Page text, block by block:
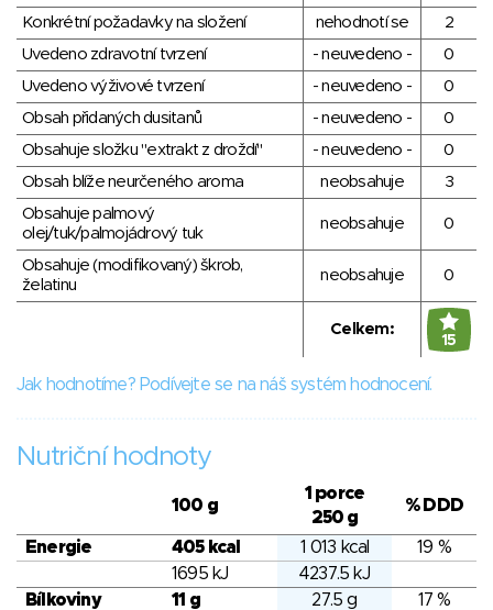
Konkrétní požadavky na složení nehodnotí se
2
Uvedeno zdravotní tvrzení
- neuvedeno -
0
Uvedeno výživové tvrzení
- neuvedeno -
0
Obsah přidaných dusitanů
- neuvedeno -
0
Obsahuje složku "extrakt z droždí"
- neuvedeno -
0
Obsah blíže neurčeného aroma
neobsahuje
3
Obsahuje palmový
olej/tuk/palmojádrový tuk
neobsahuje 0
Obsahuje (modifikovaný) škrob,
želatinu
neobsahuje 0
Celkem:
15
Jak hodnotíme? Podívejte se na náš systém hodnocení.
Nutriční hodnoty
100 g
1 porce
250 g
% DDD
Energie 405 kcal 1 013 kcal
19 %
1695 kJ
4237.5 kJ
Bílkoviny
11 g 27.5 g
17 %